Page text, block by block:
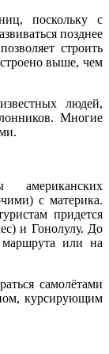
поскольку с
позднее
строить
выше, чем
людей,
Многие
с материка.
придется
и Гонолулу. До
маршрута или на
самолётами
курсирующим